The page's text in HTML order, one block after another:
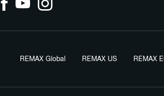
REMAX Global REMAX US REMAX